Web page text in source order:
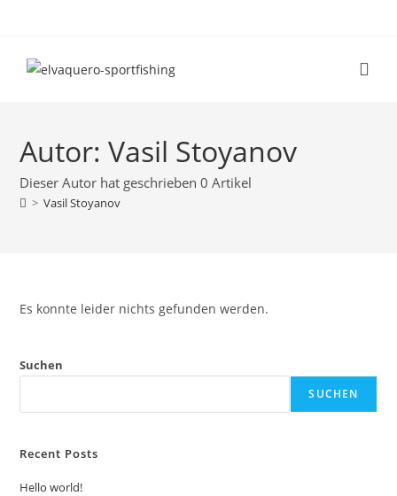
Autor:Vasil Stoyanov
Dieser Autor hat geschrieben 0 Artikel
> Vasil Stoyanov
Es konnte leider nichts gefunden werden.
Suchen
SUCHEN
Recent Posts
Hello world!